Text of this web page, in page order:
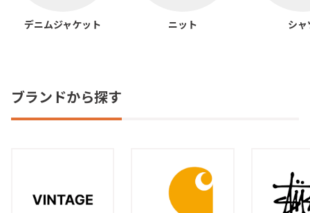
デニムジャケット ニット シャ
ブランドから探す